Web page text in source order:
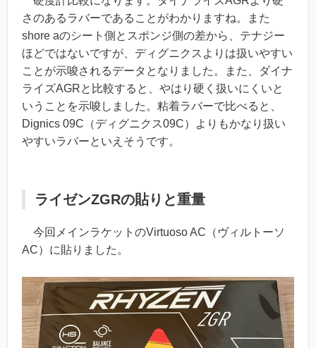
さのあるラバーであることがわかりますね。また
shore aのシート側とスポンジ側の差から、テナジー
ほどではないですが、ディグニクスよりは扱いやすい
ことが示唆されるデータとなりました。また、ダイナ
ライズAGRと比較すると、やはり硬く扱いにくいと
いうことを示唆しました。粘着ラバーで比べると、
Dignics 09C（ディグニクス09C）よりもかなり扱い
やすいラバーといえそうです。
ライゼンZGRの貼りと重量
今回メインラケットのVirtuoso AC（ヴィルトーソ
AC）に貼りました。